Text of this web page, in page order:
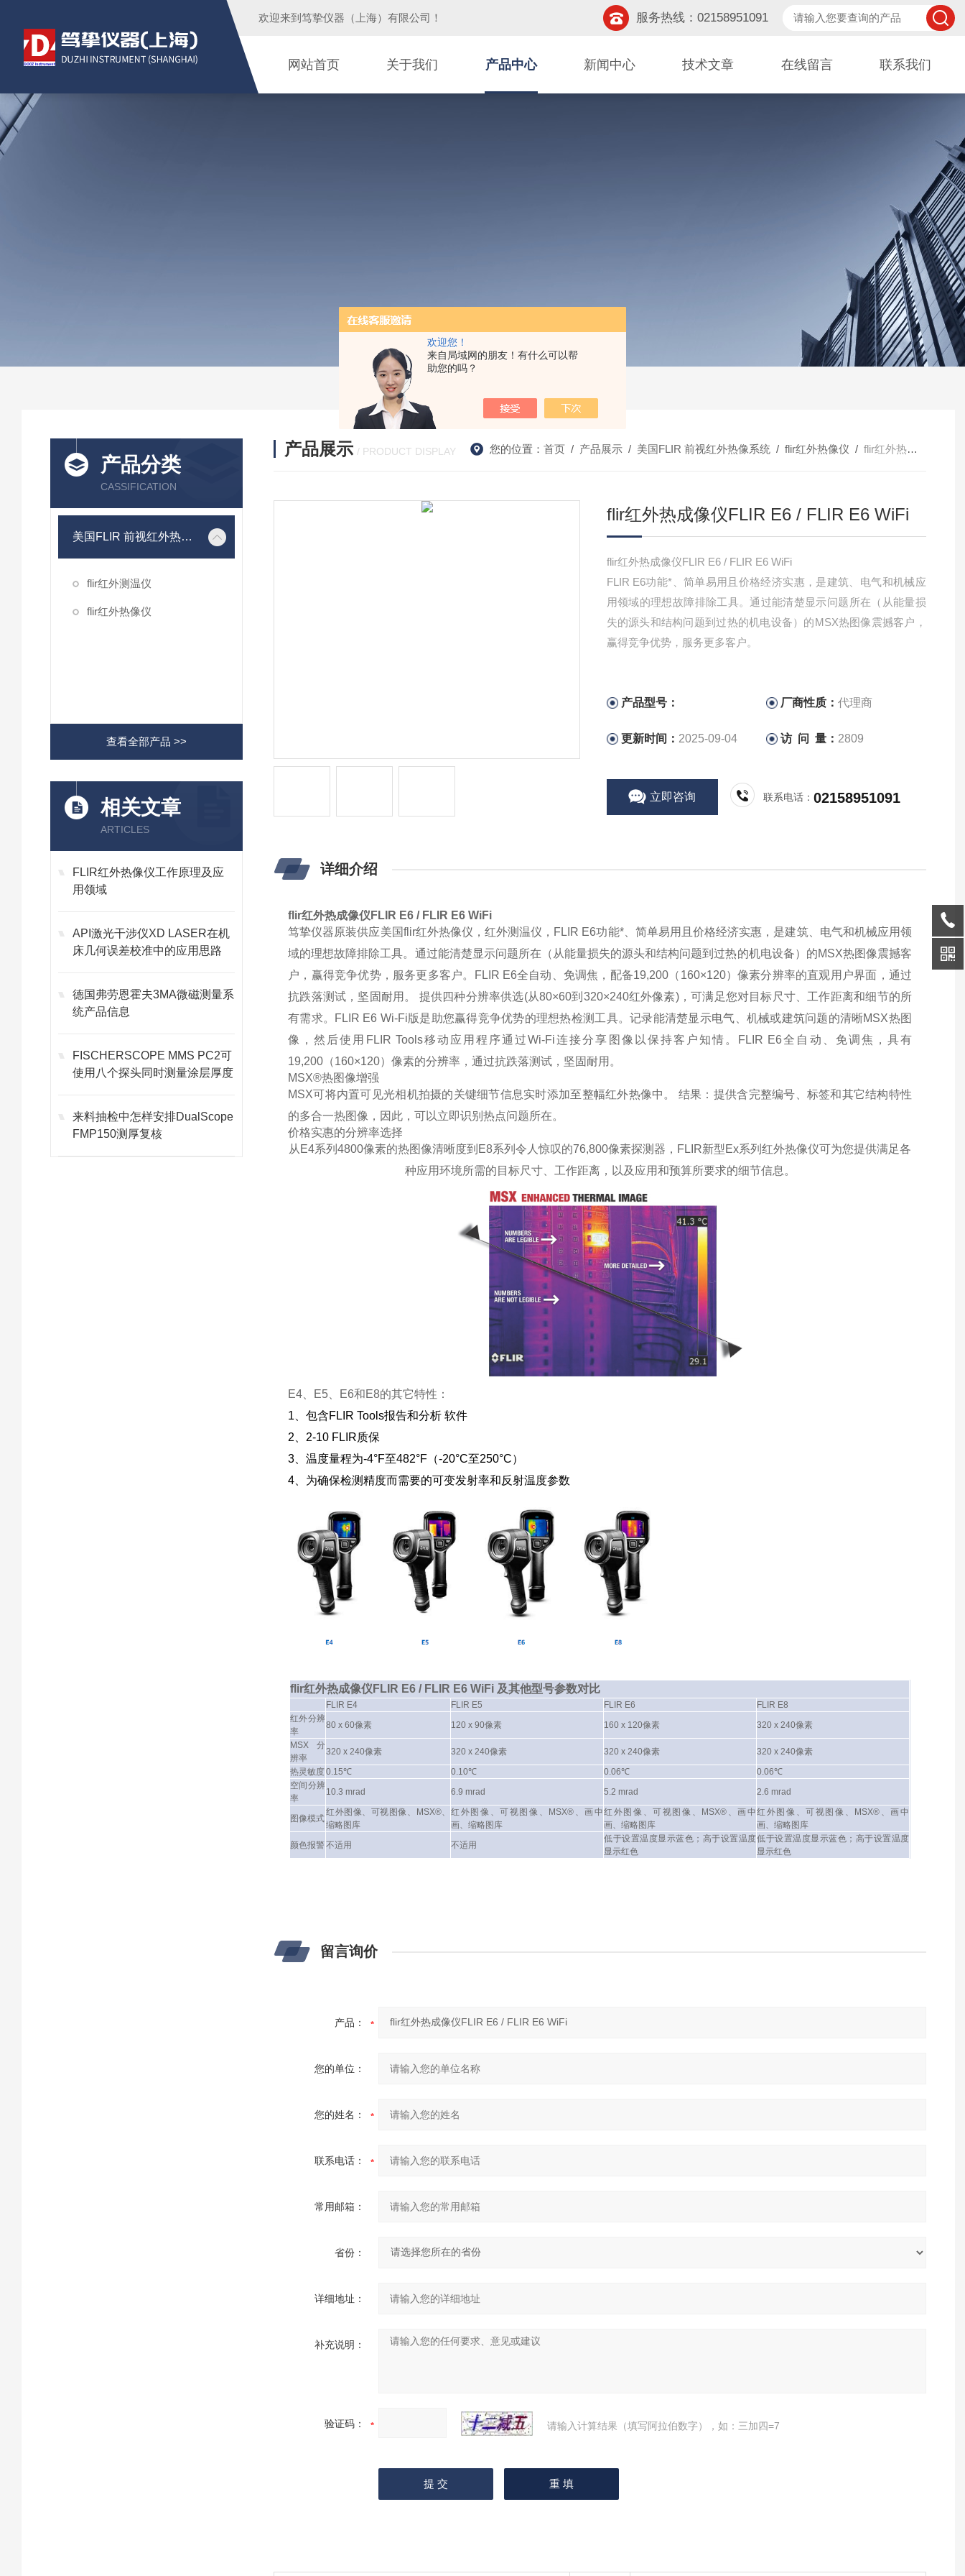
欢迎您！
来自局域网的朋友！有什么可以帮
助您的吗？
欢迎来到 笃挚仪器（上海）有限公司 ！ 服务热线：02158951091
网站首页 关于我们 产品中心 新闻中心 技术文章 在线留言 联系我们
产品分类
CASSIFICATION
美国FLIR 前视红外热像系统
flir红外测温仪
flir红外热像仪
查看全部产品 >>
相关文章
ARTICLES
FLIR红外热像仪工作原理及应
用领域
API激光干涉仪XD LASER在机
床几何误差校准中的应用思路
德国弗劳恩霍夫3MA微磁测量系
统产品信息
FISCHERSCOPE MMS PC2可
使用八个探头同时测量涂层厚度
来料抽检中怎样安排DualScope
FMP150测厚复核
产品展示 / PRODUCT DISPLAY 您的位置： 首页/ 产品展示/ 美国FLIR 前视红外热像系统/ flir红外热像仪 / flir红外热成像仪FLIR E6 / FLIR E6 WiFi
flir红外热成像仪FLIR E6 / FLIR E6 WiFi
flir红外热成像仪FLIR E6 / FLIR E6 WiFi
FLIR E6功能*、简单易用且价格经济实惠，是建筑、电气和机械应
用领域的理想故障排除工具。通过能清楚显示问题所在（从能量损
失的源头和结构问题到过热的机电设备）的MSX热图像震撼客户，
赢得竞争优势，服务更多客户。
产品型号： 厂商性质：代理商
更新时间： 2025-09-04 访 问 量： 2809
立即咨询 联系电话：02158951091
详细介绍
flir红外热成像仪FLIR E6 / FLIR E6 WiFi
笃挚仪器原装供应美国flir红外热像仪，红外测温仪，FLIR E6功能*、简单易用且价格经济实惠，是建筑、电气和机械应用领
域的理想故障排除工具。通过能清楚显示问题所在（从能量损失的源头和结构问题到过热的机电设备）的MSX热图像震撼客
户，赢得竞争优势，服务更多客户。FLIR E6全自动、免调焦，配备19,200（160×120）像素分辨率的直观用户界面，通过
抗跌落测试，坚固耐用。 提供四种分辨率供选(从80×60到320×240红外像素)，可满足您对目标尺寸、工作距离和细节的所
有需求。FLIR E6 Wi-Fi版是助您赢得竞争优势的理想热检测工具。记录能清楚显示电气、机械或建筑问题的清晰MSX热图
像，然后使用FLIR Tools移动应用程序通过Wi-Fi连接分享图像以保持客户知情。FLIR E6全自动、免调焦，具有
19,200（160×120）像素的分辨率，通过抗跌落测试，坚固耐用。
MSX®热图像增强
MSX可将内置可见光相机拍摄的关键细节信息实时添加至整幅红外热像中。 结果：提供含完整编号、标签和其它结构特性
的多合一热图像，因此，可以立即识别热点问题所在。
价格实惠的分辨率选择
从E4系列4800像素的热图像清晰度到E8系列令人惊叹的76,800像素探测器，FLIR新型Ex系列红外热像仪可为您提供满足各
种应用环境所需的目标尺寸、工作距离，以及应用和预算所要求的细节信息。
E4、E5、E6和E8的其它特性：
1、包含FLIR Tools报告和分析 软件
2、2-10 FLIR质保
3、温度量程为-4°F至482°F（-20°C至250°C）
4、为确保检测精度而需要的可变发射率和反射温度参数
flir红外热成像仪FLIR E6 / FLIR E6 WiFi 及其他型号参数对比
FLIR E4 FLIR E5 FLIR E6
FLIR E8
红外分辨
率
80 x 60像素 120 x 90像素 160 x 120像素
320 x 240像素
MSX分
辨率
320 x 240像素 320 x 240像素 320 x 240像素
320 x 240像素
热灵敏度0.15℃ 0.10℃ 0.06℃
0.06℃
空间分辨
率
10.3 mrad 6.9 mrad 5.2 mrad 2.6 mrad
图像模式
红外图像、可视图像、MSX®、
缩略图库
红外图像、可视图像、MSX®、画中
画、缩略图库
红外图像、可视图像、MSX®、画中
画、缩略图库
红外图像、可视图像、MSX®、画中
画、缩略图库
颜色报警不适用 不适用
低于设置温度显示蓝色；高于设置温度
显示红色
低于设置温度显示蓝色；高于设置温度
显示红色
留言询价
产品：
您的单位：
您的姓名：
联系电话：
常用邮箱：
省份：
详细地址：
补充说明：
验证码： 请输入计算结果（填写阿拉伯数字），如：三加四=7